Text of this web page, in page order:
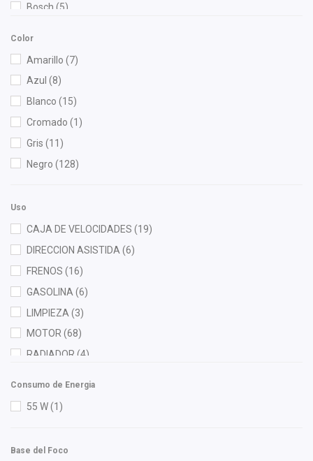
Bosch (5)
DEPO(2)
Diforza(5)
Febi (2)
FP(2)
Gates(3)
Gogo Parts(2)
Hella (10)
Herta(1)
HUSHAN
Color
Amarillo (7)
Azul (8)
Blanco (15)
Cromado (1)
Gris (11)
Negro (128)
Uso
CAJA DE VELOCIDADES (19)
DIRECCION ASISTIDA (6)
FRENOS (16)
GASOLINA (6)
LIMPIEZA (3)
MOTOR(68)
RADIADOR (4)
Consumo de Energia
55 W(1)
Base del Foco